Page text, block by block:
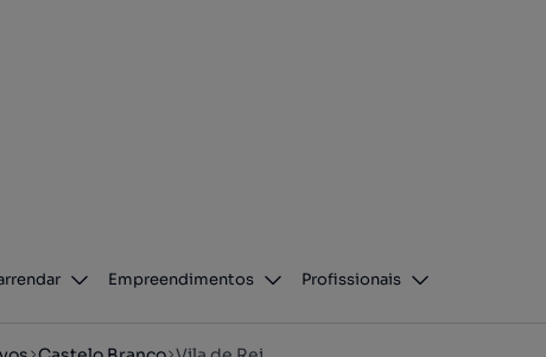
Empreendimentos Profissionais